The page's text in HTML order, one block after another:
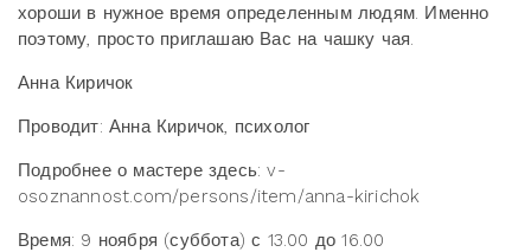
хороши в нужное время определенным людям. Именно
поэтому, просто приглашаю Вас на чашку чая.
Анна Киричок
Проводит: Анна Киричок, психолог
Подробнее о мастере здесь: v-
osoznannost.com/persons/item/anna-kirichok
Время: 9 ноября (суббота) с 13.00 до 16.00